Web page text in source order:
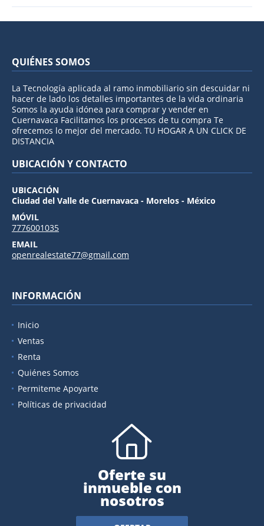
QUIÉNES SOMOS
La Tecnología aplicada al ramo inmobiliario sin descuidar ni
hacer de lado los detalles importantes de la vida ordinaria
Somos la ayuda idónea para comprar y vender en
Cuernavaca Facilitamos los procesos de tu compra Te
ofrecemos lo mejor del mercado. TU HOGAR A UN CLICK DE
DISTANCIA
UBICACIÓN Y CONTACTO
UBICACIÓN
Ciudad del Valle de Cuernavaca - Morelos - México
MÓVIL
7776001035
EMAIL
openrealestate77@gmail.com
INFORMACIÓN
Inicio
Ventas
Renta
Quiénes Somos
Permiteme Apoyarte
Políticas de privacidad
Oferte su
inmueble con
nosotros